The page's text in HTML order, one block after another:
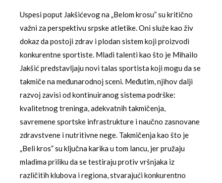
Uspesi poput Jakšićevog na „Belom krosu” su kritično
važni za perspektivu srpske atletike. Oni služe kao živ
dokaz da postoji zdrav i plodan sistem koji proizvodi
konkurentne sportiste. Mladi talenti kao što je Mihailo
Jakšić predstavljaju novi talas sportista koji mogu da se
takmiče na međunarodnoj sceni. Međutim, njihov dalji
razvoj zavisi od kontinuiranog sistema podrške:
kvalitetnog treninga, adekvatnih takmičenja,
savremene sportske infrastrukture i naučno zasnovane
zdravstvene i nutritivne nege. Takmičenja kao što je
„Beli kros” su ključna karika u tom lancu, jer pružaju
mladima priliku da se testiraju protiv vršnjaka iz
različitih klubova i regiona, stvarajući konkurentno